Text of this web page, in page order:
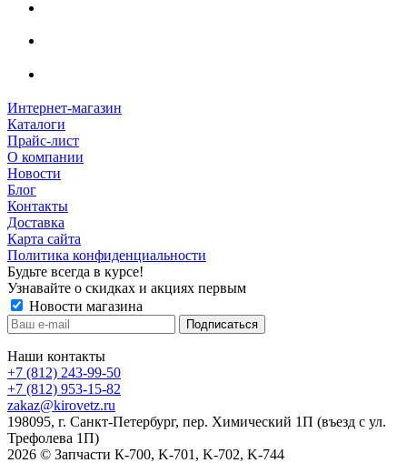
Интернет-магазин
Каталоги
Прайс-лист
О компании
Новости
Блог
Контакты
Доставка
Карта сайта
Политика конфиденциальности
Будьте всегда в курсе!
Узнавайте о скидках и акциях первым
Новости магазина
Наши контакты
+7 (812) 243-99-50
+7 (812) 953-15-82
zakaz@kirovetz.ru
198095, г. Санкт-Петербург, пер. Химический 1П (въезд с ул.
Трефолева 1П)
2026 © Запчасти К-700, K-701, K-702, K-744